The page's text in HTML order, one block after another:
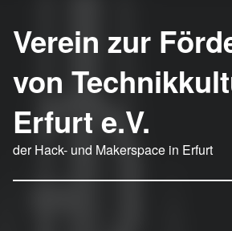
Verein zur
von
Erfurt e.V.
der Hack- und Makerspace in Erfurt